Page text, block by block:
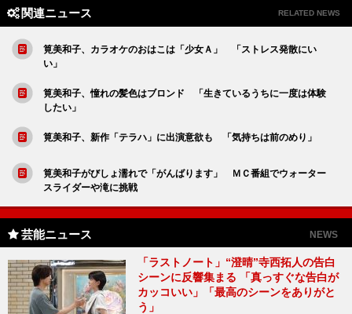
関連ニュース RELATED NEWS
筧美和子、カラオケのおはこは「少女Ａ」 「ストレス発散にい
い」
筧美和子、憧れの髪色はブロンド 「生きているうちに一度は体験
したい」
筧美和子、新作「テラハ」に出演意欲も 「気持ちは前のめり」
筧美和子がびしょ濡れで「がんばります」 ＭＣ番組でウォーター
スライダーや滝に挑戦
芸能ニュース NEWS
「ラストノート」“澄晴”寺西拓人の告白
シーンに反響集まる 「真っすぐな告白が
カッコいい」「最高のシーンをありがと
う」